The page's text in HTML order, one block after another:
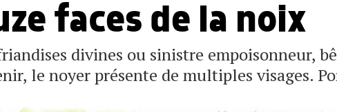
faces de la noix
divines ou sinistre empoisonneur,
le noyer présente de multiples visages.